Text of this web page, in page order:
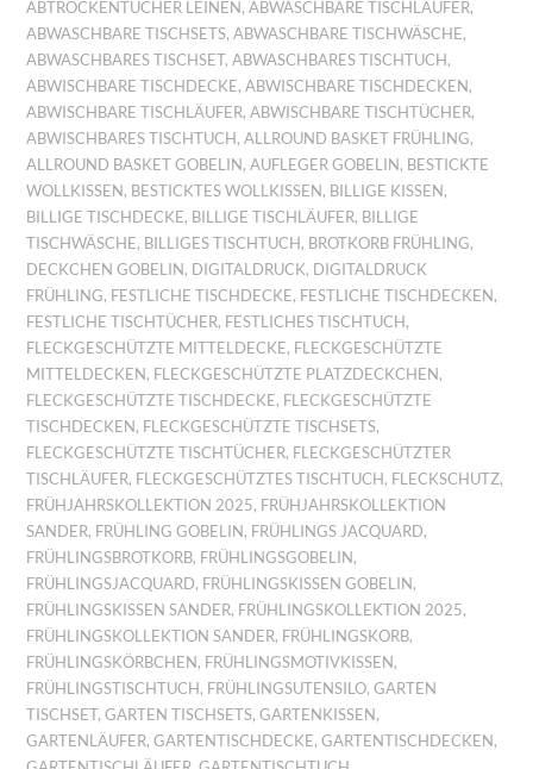
ABTROCKENTÜCHER LEINEN ,ABWASCHBARE TISCHLÄUFER,
ABWASCHBARE TISCHSETS,ABWASCHBARE TISCHWÄSCHE,
ABWASCHBARES TISCHSET,ABWASCHBARES TISCHTUCH ,
ABWISCHBARE TISCHDECKE,ABWISCHBARE TISCHDECKEN ,
ABWISCHBARE TISCHLÄUFER,ABWISCHBARE TISCHTÜCHER,
ABWISCHBARES TISCHTUCH ,ALLROUND BASKET FRÜHLING,
ALLROUND BASKET GOBELIN ,AUFLEGER GOBELIN , BESTICKTE
WOLLKISSEN , BESTICKTES WOLLKISSEN , BILLIGE KISSEN ,
BILLIGE TISCHDECKE, BILLIGE TISCHLÄUFER, BILLIGE
TISCHWÄSCHE, BILLIGES TISCHTUCH , BROTKORB FRÜHLING,
DECKCHEN GOBELIN , DIGITALDRUCK, DIGITALDRUCK
FRÜHLING, FESTLICHE TISCHDECKE, FESTLICHE TISCHDECKEN ,
FESTLICHE TISCHTÜCHER, FESTLICHES TISCHTUCH ,
FLECKGESCHÜTZTE MITTELDECKE, FLECKGESCHÜTZTE
MITTELDECKEN , FLECKGESCHÜTZTE PLATZDECKCHEN ,
FLECKGESCHÜTZTE TISCHDECKE, FLECKGESCHÜTZTE
TISCHDECKEN , FLECKGESCHÜTZTE TISCHSETS,
FLECKGESCHÜTZTE TISCHTÜCHER, FLECKGESCHÜTZTER
TISCHLÄUFER, FLECKGESCHÜTZTES TISCHTUCH , FLECKSCHUTZ,
FRÜHJAHRSKOLLEKTION 2025, FRÜHJAHRSKOLLEKTION
SANDER, FRÜHLING GOBELIN , FRÜHLINGS JACQUARD,
FRÜHLINGSBROTKORB, FRÜHLINGSGOBELIN ,
FRÜHLINGSJACQUARD, FRÜHLINGSKISSEN GOBELIN ,
FRÜHLINGSKISSEN SANDER, FRÜHLINGSKOLLEKTION 2025,
FRÜHLINGSKOLLEKTION SANDER, FRÜHLINGSKORB,
FRÜHLINGSKÖRBCHEN , FRÜHLINGSMOTIVKISSEN ,
FRÜHLINGSTISCHTUCH , FRÜHLINGSUTENSILO,GARTEN
TISCHSET,GARTEN TISCHSETS,GARTENKISSEN ,
GARTENLÄUFER,GARTENTISCHDECKE,GARTENTISCHDECKEN ,